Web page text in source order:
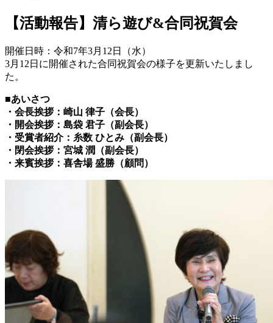
【活動報告】清ら遊び&合同祝賀会
開催日時：令和7年3月12日（水）
3月12日に開催された合同祝賀会の様子を更新いたしまし
た。
■あいさつ
・会長挨拶：崎山 律子（会長）
・開会挨拶：島袋 君子（副会長）
・受賞者紹介：糸数 ひとみ（副会長）
・閉会挨拶：宮城 潤（副会長）
・来賓挨拶：喜舎場 盛勝（顧問）